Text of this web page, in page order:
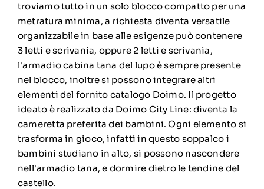
troviamo tutto in un solo blocco compatto per una
metratura minima, a richiesta diventa versatile
organizzabile in base alle esigenze può contenere
3 letti e scrivania, oppure 2 letti e scrivania,
l'armadio cabina tana del lupo è sempre presente
nel blocco, inoltre si possono integrare altri
elementi del fornito catalogo Doimo. Il progetto
ideato è realizzato da Doimo City Line: diventa la
cameretta preferita dei bambini. Ogni elemento si
trasforma in gioco, infatti in questo soppalco i
bambini studiano in alto, si possono nascondere
nell'armadio tana, e dormire dietro le tendine del
castello.